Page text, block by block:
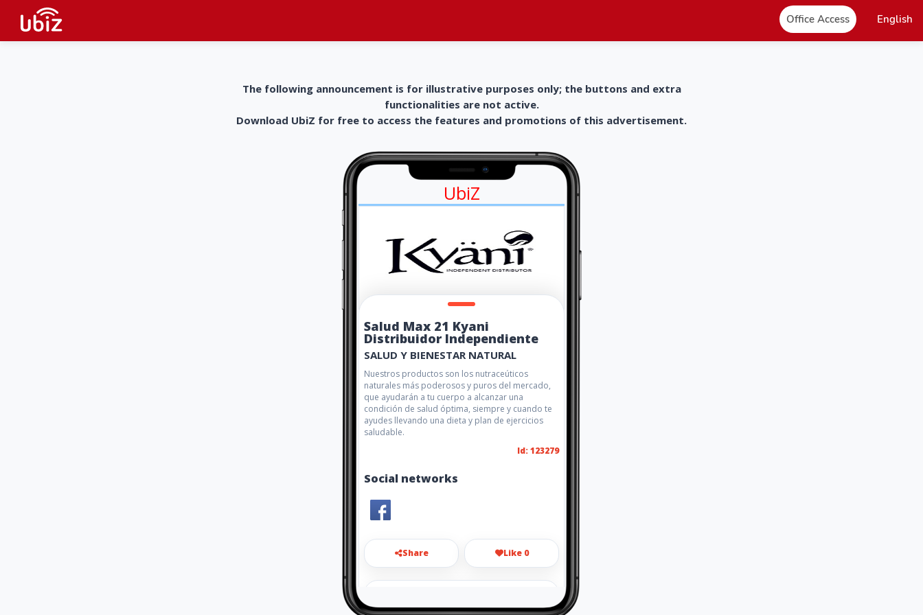
Office Access English
The following announcement is for illustrative purposes only; the buttons and extra
functionalities are not active.
Download UbiZ for free to access the features and promotions of this advertisement.
UbiZ
Salud Max 21 Kyani
Distribuidor Independiente
SALUD Y BIENESTAR NATURAL
Nuestros productos son los nutraceúticos
naturales más poderosos y puros del mercado,
que ayudarán a tu cuerpo a alcanzar una
condición de salud óptima, siempre y cuando te
ayudes llevando una dieta y plan de ejercicios
saludable.
Id: 123279
Social networks
Share Like 0